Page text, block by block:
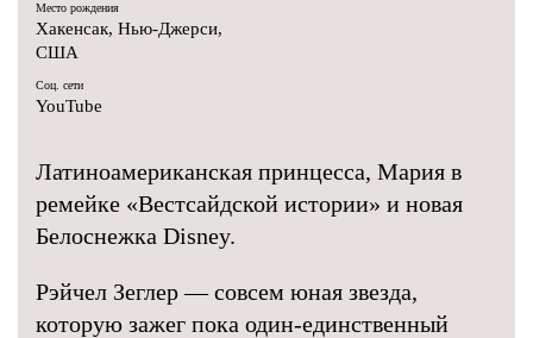
Место рождения
Хакенсак, Нью-Джерси,
США
Соц. сети
YouTube
Латиноамериканская принцесса, Мария в
ремейке «Вестсайдской истории» и новая
Белоснежка Disney.
Рэйчел Зеглер — совсем юная звезда,
которую зажег пока один-единственный